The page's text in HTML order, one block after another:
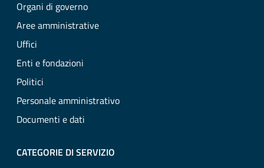
Organi di governo
Aree amministrative
Uffici
Enti e fondazioni
Politici
Personale amministrativo
Documenti e dati
CATEGORIE DI SERVIZIO